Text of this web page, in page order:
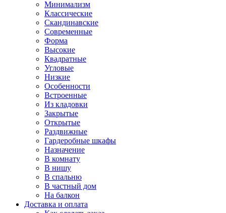
Минимализм
Классические
Скандинавские
Современные
Форма
Высокие
Квадратные
Угловые
Низкие
Особенности
Встроенные
Из кладовки
Закрытые
Открытые
Раздвижные
Гардеробные шкафы
Назначение
В комнату
В нишу
В спальню
В частный дом
На балкон
Доставка и оплата